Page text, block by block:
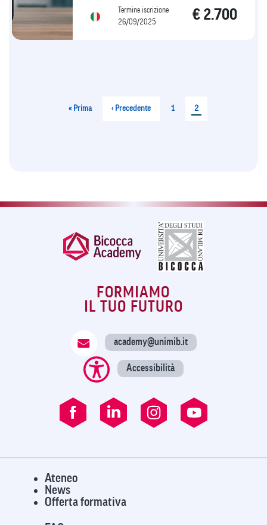
Termine iscrizione
26/09/2025
€ 2.700
Paginazione
Prima
« Prima
Pagina
‹ Precedente Pagina
1
Pagina
2
FORMIAMO
IL TUO FUTURO
academy@unimib.it
Accessibilità
Ateneo
News
Offerta formativa